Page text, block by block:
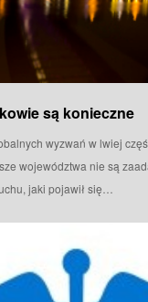
są konieczne
wyzwań w lwiej
województwa nie są
jaki pojawił się…